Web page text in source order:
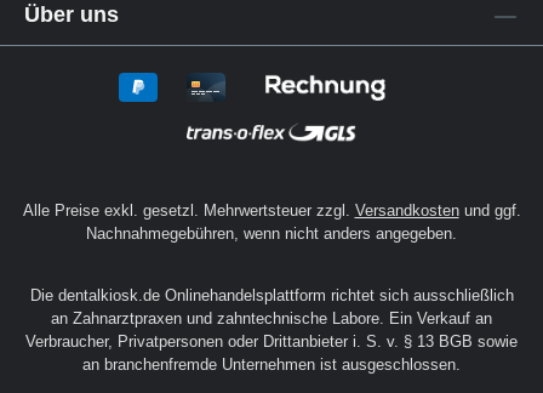
Über uns
Alle Preise exkl. gesetzl. Mehrwertsteuer zzgl. Versandkostenund ggf.
Nachnahmegebühren, wenn nicht anders angegeben.
Die dentalkiosk.de Onlinehandelsplattform richtet sich ausschließlich
an Zahnarztpraxen und zahntechnische Labore. Ein Verkauf an
Verbraucher, Privatpersonen oder Drittanbieter i. S. v. § 13 BGB sowie
an branchenfremde Unternehmen ist ausgeschlossen.